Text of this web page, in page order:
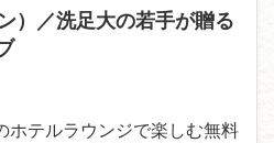
）／洗足大の若手が贈る
ホテルラウンジで楽しむ無料